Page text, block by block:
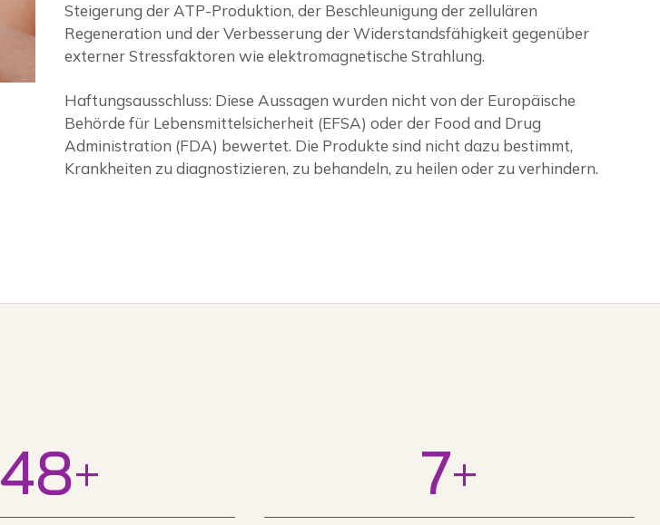
Steigerung der ATP-Produktion, der Beschleunigung der zellulären
Regeneration und der Verbesserung der Widerstandsfähigkeit gegenüber
externer Stressfaktoren wie elektromagnetische Strahlung.
Haftungsausschluss: Diese Aussagen wurden nicht von der Europäische
Behörde für Lebensmittelsicherheit (EFSA) oder der Food and Drug
Administration (FDA) bewertet. Die Produkte sind nicht dazu bestimmt,
Krankheiten zu diagnostizieren, zu behandeln, zu heilen oder zu verhindern.
48+ 7+